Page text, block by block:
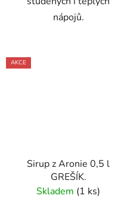
nápojů.
AKCE
Sirup z Aronie 0,5 l
GREŠÍK.
Skladem (1 ks)